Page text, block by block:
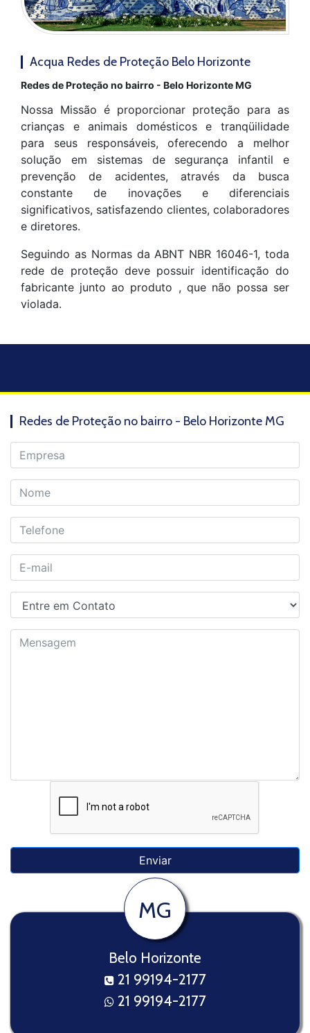
Acqua Redes de Proteção Belo Horizonte
Redes de Proteção no bairro - Belo Horizonte MG
Nossa Missão é proporcionar proteção para as
crianças e animais domésticos e tranqüilidade
para seus responsáveis, oferecendo a melhor
solução em sistemas de segurança infantil e
prevenção de acidentes, através da busca
constante de inovações e diferenciais
significativos, satisfazendo clientes, colaboradores
e diretores.
Seguindo as Normas da ABNT NBR 16046-1, toda
rede de proteção deve possuir identificação do
fabricante junto ao produto , que não possa ser
violada.
Redes de Proteção no bairro - Belo Horizonte MG
MG
Belo Horizonte
21 99194-2177
21 99194-2177